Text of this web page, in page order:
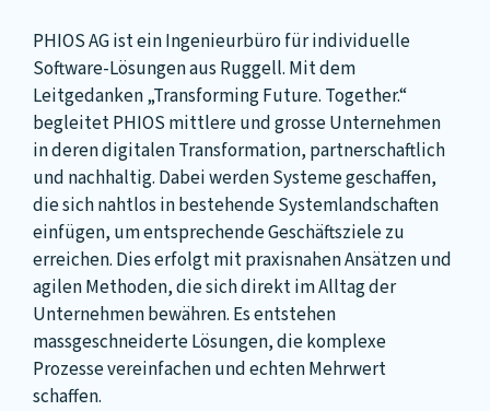
PHIOS AG ist ein Ingenieurbüro für individuelle
Software-Lösungen aus Ruggell. Mit dem
Leitgedanken „Transforming Future. Together.“
begleitet PHIOS mittlere und grosse Unternehmen
in deren digitalen Transformation, partnerschaftlich
und nachhaltig. Dabei werden Systeme geschaffen,
die sich nahtlos in bestehende Systemlandschaften
einfügen, um entsprechende Geschäftsziele zu
erreichen. Dies erfolgt mit praxisnahen Ansätzen und
agilen Methoden, die sich direkt im Alltag der
Unternehmen bewähren. Es entstehen
massgeschneiderte Lösungen, die komplexe
Prozesse vereinfachen und echten Mehrwert
schaffen.